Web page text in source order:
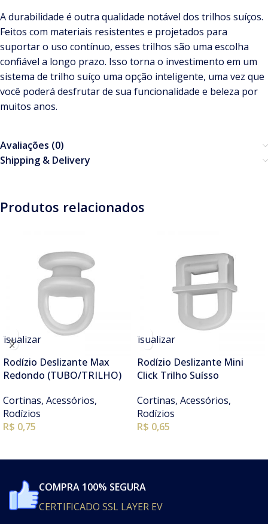
A durabilidade é outra qualidade notável dos trilhos suíços.
Feitos com materiais resistentes e projetados para
suportar o uso contínuo, esses trilhos são uma escolha
confiável a longo prazo. Isso torna o investimento em um
sistema de trilho suíço uma opção inteligente, uma vez que
você poderá desfrutar de sua funcionalidade e beleza por
muitos anos.
Avaliações (0)
Shipping & Delivery
Produtos relacionados
Rodízio Deslizante Max
Redondo (TUBO/TRILHO)
Cortinas, Acessórios,
Rodízios
R$ 0,75
Visualizar
Rodízio Deslizante Mini
Click Trilho Suísso
Cortinas, Acessórios,
Rodízios
R$ 0,65
COMPRA 100% SEGURA
CERTIFICADO SSL LAYER EV